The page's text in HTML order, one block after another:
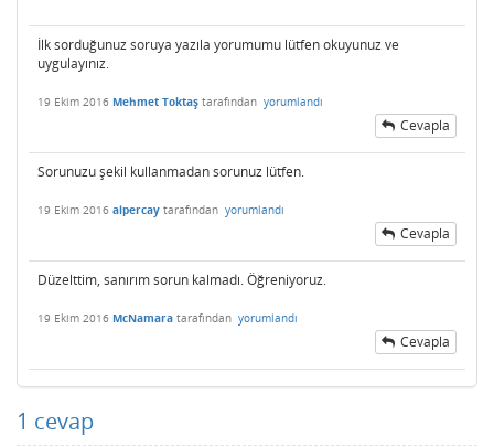
İlk sorduğunuz soruya yazıla yorumumu lütfen okuyunuz ve
uygulayınız.
19 Ekim 2016 Mehmet Toktaş tarafından yorumlandı
Cevapla
Sorunuzu şekil kullanmadan sorunuz lütfen.
19 Ekim 2016 alpercay tarafından yorumlandı
Cevapla
Düzelttim, sanırım sorun kalmadı. Öğreniyoruz.
19 Ekim 2016 McNamara tarafından yorumlandı
Cevapla
1 cevap